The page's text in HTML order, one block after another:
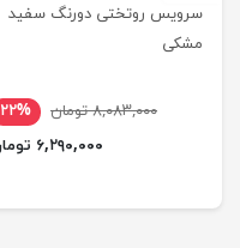
سرویس روتختی دورنگ سفید
مشکی
۸,۰۸۳,۰۰۰ تومان
۲۲%
۶,۲۹۰,۰۰۰ تومان